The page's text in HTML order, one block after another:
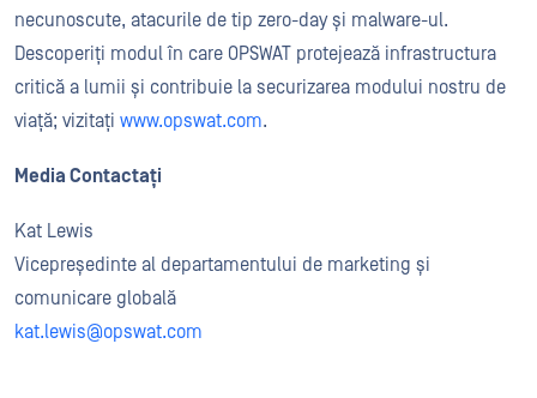
necunoscute, atacurile de tip zero-day și malware-ul.
Descoperiți modul în care OPSWAT protejează infrastructura
critică a lumii și contribuie la securizarea modului nostru de
viață; vizitați www.opswat.com.
Media Contactați
Kat Lewis
Vicepreședinte al departamentului de marketing și
comunicare globală
kat.lewis@opswat.com